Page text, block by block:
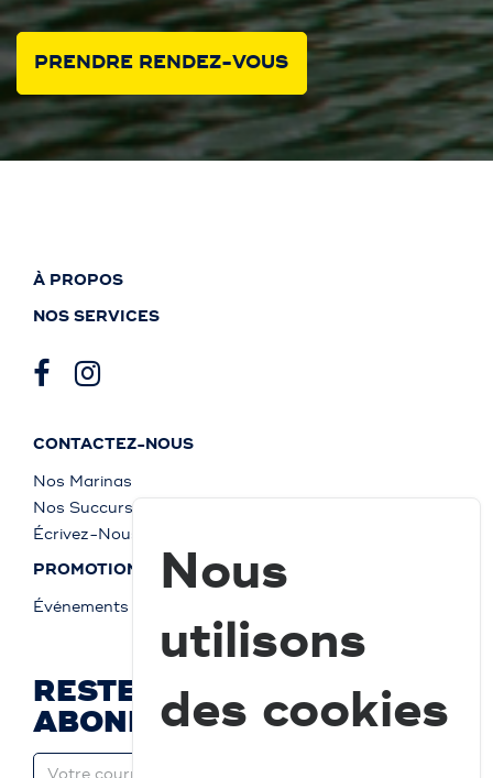
PRENDRE RENDEZ-VOUS
À PROPOS
NOS SERVICES
CONTACTEZ-NOUS
Nos Marinas
Nos Succursales
Écrivez-Nous
PROMOTIONS
Événements
RESTEZ À JOUR ET
ABONNEZ-VOUS
Nous
utilisons
des cookies